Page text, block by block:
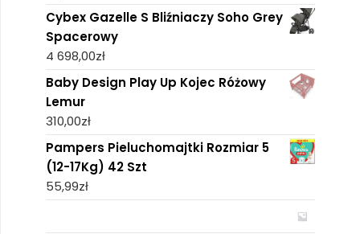
Cybex Gazelle S Bliźniaczy Soho Grey
Spacerowy
4 698,00zł
Baby Design Play Up Kojec Różowy
Lemur
310,00zł
Pampers Pieluchomajtki Rozmiar 5
(12-17Kg) 42 Szt
55,99zł